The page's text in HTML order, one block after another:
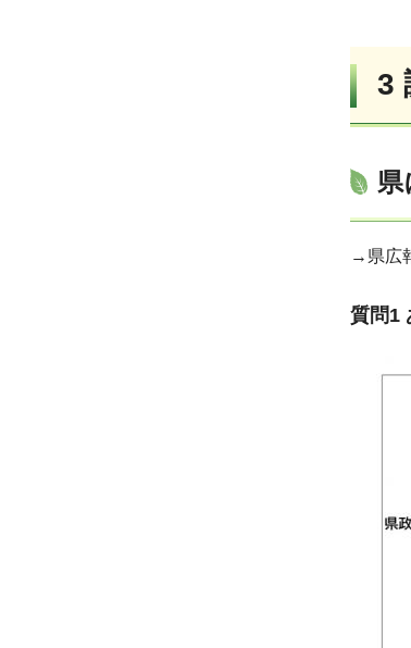
3
→県広
質問1